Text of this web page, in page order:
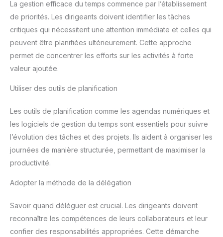
La gestion efficace du temps commence par l’établissement
de priorités. Les dirigeants doivent identifier les tâches
critiques qui nécessitent une attention immédiate et celles qui
peuvent être planifiées ultérieurement. Cette approche
permet de concentrer les efforts sur les activités à forte
valeur ajoutée.
Utiliser des outils de planification
Les outils de planification comme les agendas numériques et
les logiciels de gestion du temps sont essentiels pour suivre
l’évolution des tâches et des projets. Ils aident à organiser les
journées de manière structurée, permettant de maximiser la
productivité.
Adopter la méthode de la délégation
Savoir quand déléguer est crucial. Les dirigeants doivent
reconnaître les compétences de leurs collaborateurs et leur
confier des responsabilités appropriées. Cette démarche